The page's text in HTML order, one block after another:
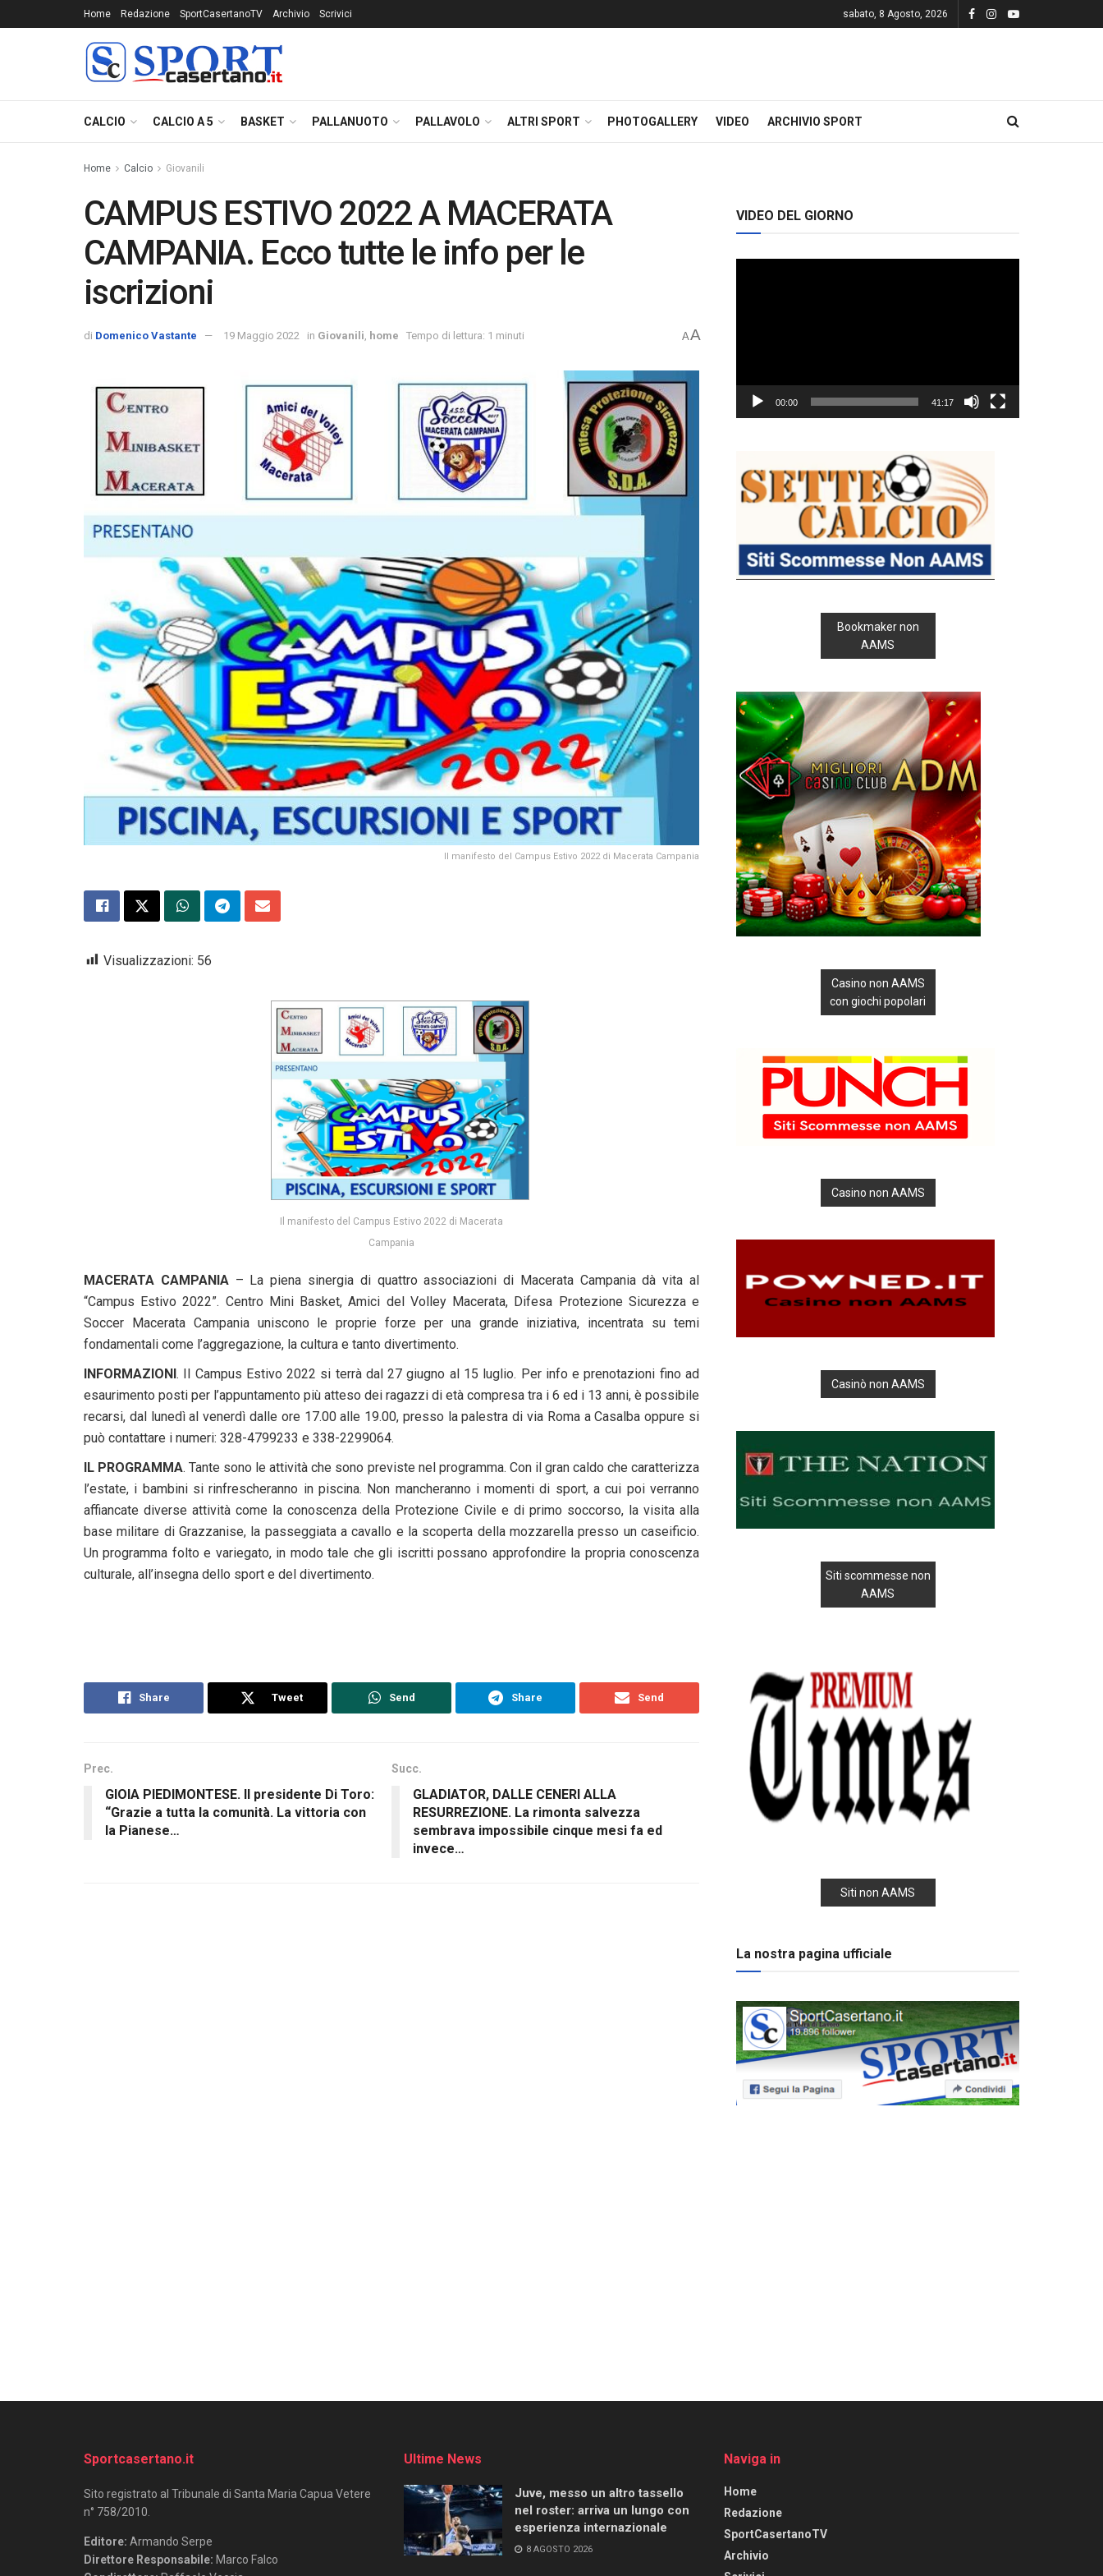
Home Redazione SportCasertanoTV Archivio Scrivici sabato, 8 Agosto, 2026
CALCIO CALCIO A 5 BASKET PALLANUOTO PALLAVOLO ALTRI SPORT PHOTOGALLERY VIDEO ARCHIVIO SPORT
Home Calcio Giovanili
CAMPUS ESTIVO 2022 A MACERATA
CAMPANIA. Ecco tutte le info per le
iscrizioni
di Domenico Vastante 19 Maggio 2022 in Giovanili home Tempo di lettura: 1 minuti AA
Il manifesto del Campus Estivo 2022 di Macerata Campania
Visualizzazioni: 56
Il manifesto del Campus Estivo 2022 di Macerata
Campania
MACERATA CAMPANIA– La piena sinergia di quattro associazioni di Macerata Campania dà vita al
“Campus Estivo 2022”. Centro Mini Basket, Amici del Volley Macerata, Difesa Protezione Sicurezza e
Soccer Macerata Campania uniscono le proprie forze per una grande iniziativa, incentrata su temi
fondamentali come l’aggregazione, la cultura e tanto divertimento.
INFORMAZIONI. Il Campus Estivo 2022 si terrà dal 27 giugno al 15 luglio. Per info e prenotazioni fino ad
esaurimento posti per l’appuntamento più atteso dei ragazzi di età compresa tra i 6 ed i 13 anni, è possibile
recarsi, dal lunedì al venerdì dalle ore 17.00 alle 19.00, presso la palestra di via Roma a Casalba oppure si
può contattare i numeri: 328-4799233 e 338-2299064.
IL PROGRAMMA. Tante sono le attività che sono previste nel programma. Con il gran caldo che caratterizza
l’estate, i bambini si rinfrescheranno in piscina. Non mancheranno i momenti di sport, a cui poi verranno
affiancate diverse attività come la conoscenza della Protezione Civile e di primo soccorso, la visita alla
base militare di Grazzanise, la passeggiata a cavallo e la scoperta della mozzarella presso un caseificio.
Un programma folto e variegato, in modo tale che gli iscritti possano approfondire la propria conoscenza
culturale, all’insegna dello sport e del divertimento.
Share Tweet Send Share Send
Prec.
GIOIA PIEDIMONTESE. Il presidente Di Toro:
“Grazie a tutta la comunità. La vittoria con
la Pianese…
Succ.
GLADIATOR, DALLE CENERI ALLA
RESURREZIONE. La rimonta salvezza
sembrava impossibile cinque mesi fa ed
invece…
VIDEO DEL GIORNO
00:00 41:17
Bookmaker non
AAMS
Casino non AAMS
con giochi popolari
Casino non AAMS
Casinò non AAMS
Siti scommesse non
AAMS
Siti non AAMS
La nostra pagina ufficiale
Sportcasertano.it
Sito registrato al Tribunale di Santa Maria Capua Vetere
n° 758/2010.
Editore: Armando Serpe
Direttore Responsabile: Marco Falco
Ultime News
Juve, messo un altro tassello
nel roster: arriva un lungo con
esperienza internazionale
8 AGOSTO 2026
Naviga in
Home
Redazione
SportCasertanoTV
Archivio